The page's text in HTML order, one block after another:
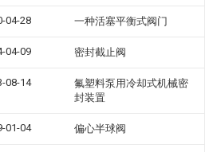
04-28 一种活塞平衡式阀门
04-09 密封截止阀
08-14
氟塑料泵用冷却式机械密
封装置
01-04 偏心半球阀